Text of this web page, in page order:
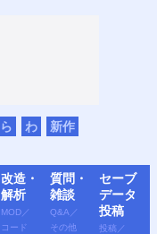
ら わ
新作
改造・
解析
MOD ／
コード
質問・
雑談
Q&A ／
その他
セーブ
データ
投稿
投稿 ／